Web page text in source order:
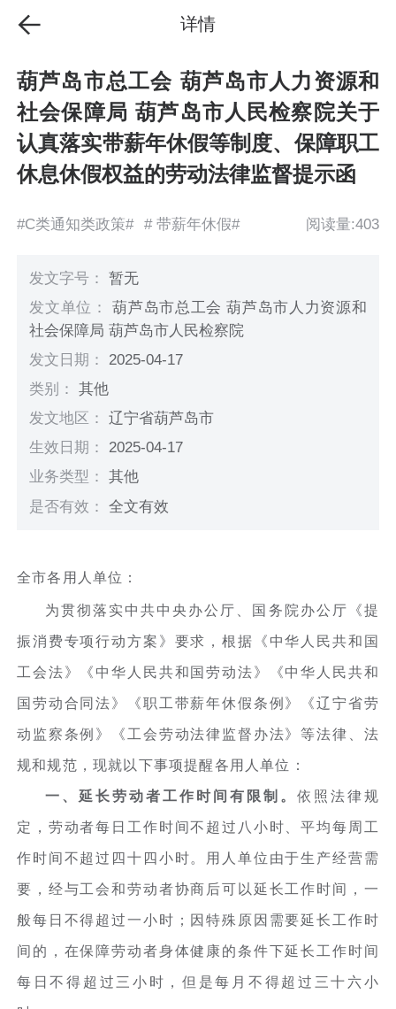
详情
葫芦岛市总工会 葫芦岛市人力资源和
社会保障局 葫芦岛市人民检察院关于
认真落实带薪年休假等制度、保障职工
休息休假权益的劳动法律监督提示函
#C类通知类政策# # 带薪年休假# 阅读量:403
发文字号：暂无
发文单位：葫芦岛市总工会 葫芦岛市人力资源和
社会保障局 葫芦岛市人民检察院
发文日期： 2025-04-17
类别：其他
发文地区：辽宁省葫芦岛市
生效日期： 2025-04-17
业务类型：其他
是否有效：全文有效
全市各用人单位：
为贯彻落实中共中央办公厅、国务院办公厅《提
振消费专项行动方案》要求，根据《中华人民共和国
工会法》《中华人民共和国劳动法》《中华人民共和
国劳动合同法》《职工带薪年休假条例》《辽宁省劳
动监察条例》《工会劳动法律监督办法》等法律、法
规和规范，现就以下事项提醒各用人单位：
一、延长劳动者工作时间有限制。 依照法律规
定，劳动者每日工作时间不超过八小时、平均每周工
作时间不超过四十四小时。用人单位由于生产经营需
要，经与工会和劳动者协商后可以延长工作时间，一
般每日不得超过一小时；因特殊原因需要延长工作时
间的，在保障劳动者身体健康的条件下延长工作时间
每日不得超过三小时，但是每月不得超过三十六小